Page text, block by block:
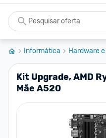
Informática Hardware
Kit Upgrade, AMD
Mãe A520